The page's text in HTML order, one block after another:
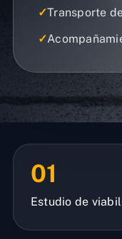
✓Transporte
✓
01
Estudio de